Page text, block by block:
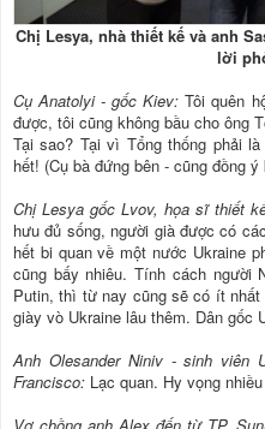
Chị Lesya, nhà thiết kế và anh
lời
Cụ Anatolyi - gốc Kiev: Tôi quên
được, tôi cũng không bầu cho ông
Tại sao? Tại vì Tổng thống phải
hết! (Cụ bà đứng bên - cũng đồng
Chị Lesya gốc Lvov, họa sĩ thiết
hưu đủ sống, người già được có
hết bi quan về một nước Ukraine
cũng bấy nhiêu. Tính cách người
Putin, thì từ nay cũng sẽ có ít
giày vò Ukraine lâu thêm. Dân gốc
Anh Olesander Niniv - sinh viên
Francisco: Lạc quan. Hy vọng